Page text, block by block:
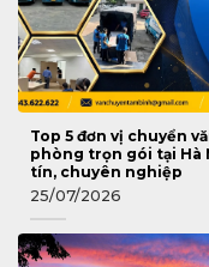
Top 5 đơn vị chuyển
phòng trọn gói tại Hà
tín, chuyên nghiệp
25/07/2026